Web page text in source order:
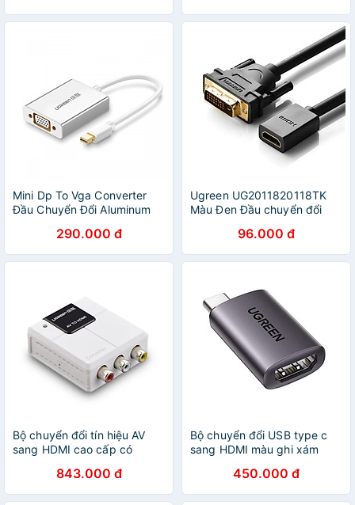
Mini Dp To Vga Converter
Đầu Chuyển Đổi Aluminum
Ugreen - Hàng Chính Hãng
290.000 đ
Ugreen UG2011820118TK
Màu Đen Đầu chuyển đổi
HÀNG CHÍNH HÃNG
96.000 đ
Bộ chuyển đổi tín hiệu AV
sang HDMI cao cấp có
Ugreen GK843.000 đ
Bộ chuyển đổi USB type c
sang HDMI màu ghi xám
Chính Hãng450.000 đ